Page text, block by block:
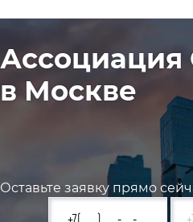
Ассоциация
в Москве
Оставьте заявку прямо